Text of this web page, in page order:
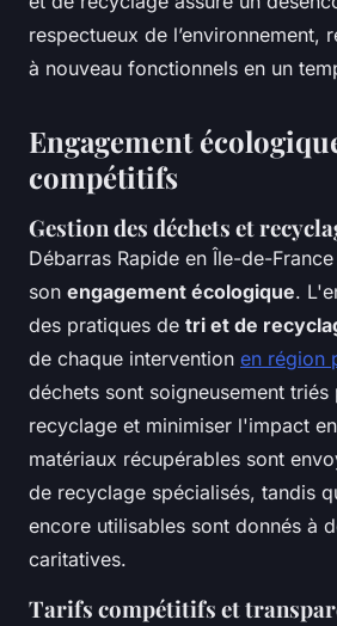
respectueux de l’environnement,
à nouveau fonctionnels en un
Engagement
compétitifs
Gestion des déchets et
Débarras Rapide en Île-de-
son engagement écologique.
des pratiques de tri et de
de chaque intervention en région
déchets sont soigneusement
recyclage et minimiser l'impact
matériaux récupérables sont
de recyclage spécialisés, tandis
encore utilisables sont donnés à
caritatives.
Tarifs compétitifs et